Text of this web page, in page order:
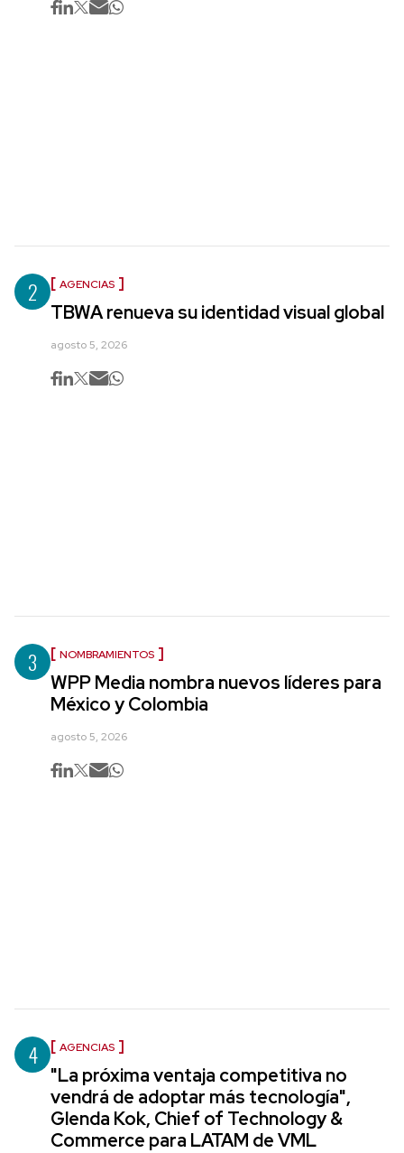
2 AGENCIAS
TBWA renueva su identidad visual global
agosto 5, 2026
3 NOMBRAMIENTOS
WPP Media nombra nuevos líderes para
México y Colombia
agosto 5, 2026
4 AGENCIAS
"La próxima ventaja competitiva no
vendrá de adoptar más tecnología",
Glenda Kok, Chief of Technology &
Commerce para LATAM de VML